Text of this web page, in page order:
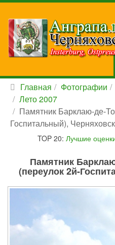
Главная Фотографии
Лето 2007
Памятник Барклаю-де-
Госпитальный), Черняховск
TOP 20: Лучшие
Памятник
(переулок 2й-